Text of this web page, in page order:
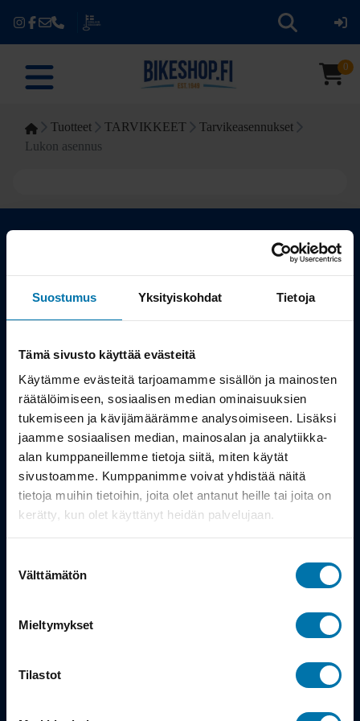
Suostumus Yksityiskohdat Tietoja
Tämä sivusto käyttää evästeitä
Käytämme evästeitä tarjoamamme sisällön ja mainosten
räätälöimiseen, sosiaalisen median ominaisuuksien
tukemiseen ja kävijämäärämme analysoimiseen. Lisäksi
jaamme sosiaalisen median, mainosalan ja analytiikka-
alan kumppaneillemme tietoja siitä, miten käytät
sivustoamme. Kumppanimme voivat yhdistää näitä
tietoja muihin tietoihin, joita olet antanut heille tai joita on
kerätty, kun olet käyttänyt heidän palvelujaan.
valinta
Välttämätön
Mieltymykset
Tilastot
0
Tuotteet TARVIKKEET
Tarvikeasennukset
Lukon asennus
Kauppa
Työsuhdepyörä
Info
Toimitus
Takuu ja palautukset